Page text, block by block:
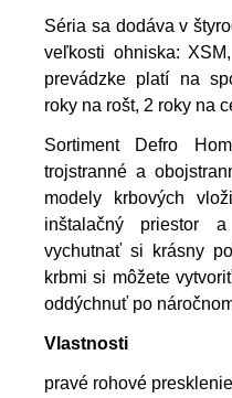
Séria sa dodáva v
veľkosti ohniska:
prevádzke platí na
roky na rošt, 2 roky na
Sortiment Defro
trojstranné a
modely krbových
inštalačný priestor
vychutnať si krásny
krbmi si môžete
oddýchnuť po
Vlastnosti
pravé rohové presklenie